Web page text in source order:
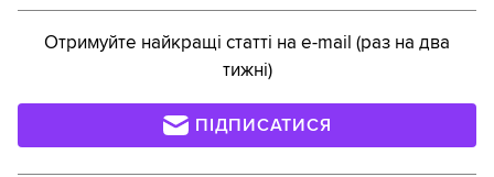
Отримуйте найкращі статті на e-mail (раз на два
тижні)
ПІДПИСАТИСЯ